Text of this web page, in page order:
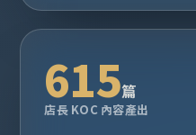
615篇
店長 KOC 內容產出